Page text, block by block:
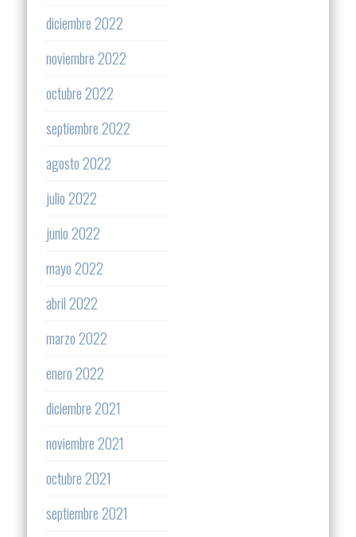
diciembre 2022
noviembre 2022
octubre 2022
septiembre 2022
agosto 2022
julio 2022
junio 2022
mayo 2022
abril 2022
marzo 2022
enero 2022
diciembre 2021
noviembre 2021
octubre 2021
septiembre 2021